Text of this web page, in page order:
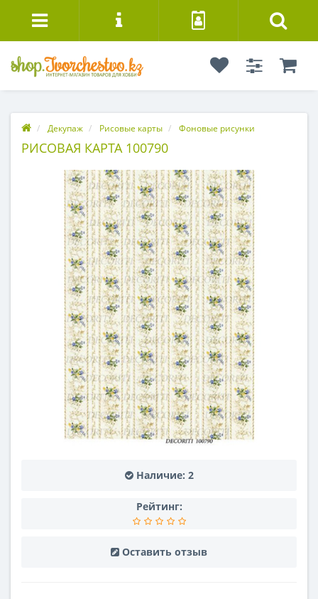
Декупаж Рисовые карты Фоновые рисунки
РИСОВАЯ КАРТА 100790
Наличие: 2
Рейтинг:
Оставить отзыв